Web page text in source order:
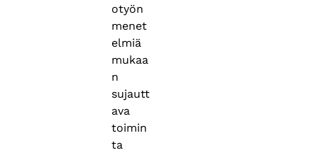
otyön
menet
elmiä
mukaa
n
sujautt
ava
toimin
ta ​